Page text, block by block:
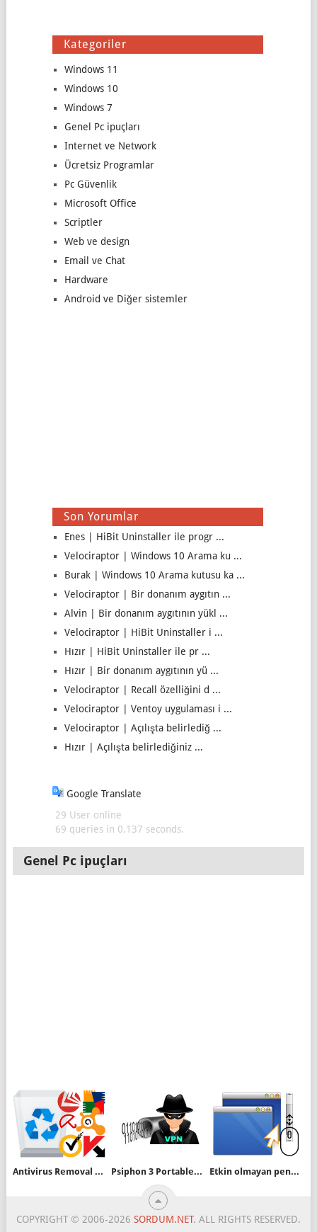
Kategoriler
Windows 11
Windows 10
Windows 7
Genel Pc ipuçları
Internet ve Network
Ücretsiz Programlar
Pc Güvenlik
Microsoft Office
Scriptler
Web ve design
Email ve Chat
Hardware
Android ve Diğer sistemler
Son Yorumlar
Enes | HiBit Uninstaller ile progr ...
Velociraptor | Windows 10 Arama ku ...
Burak | Windows 10 Arama kutusu ka ...
Velociraptor | Bir donanım aygıtın ...
Alvin | Bir donanım aygıtının yükl ...
Velociraptor | HiBit Uninstaller i ...
Hızır | HiBit Uninstaller ile pr ...
Hızır | Bir donanım aygıtının yü ...
Velociraptor | Recall özelliğini d ...
Velociraptor | Ventoy uygulaması i ...
Velociraptor | Açılışta belirlediğ ...
Hızır | Açılışta belirlediğiniz ...
Google Translate
29 User online
69 queries in 0,137 seconds.
Genel Pc ipuçları
Antivirus Removal Tool ile Antivirüsünüzü kaldırın Psiphon 3 Portable VPN yazılmı Etkin olmayan pencerelerde kaydırma çubuğu ayarı
COPYRIGHT © 2006-2026 SORDUM.NET. ALL RIGHTS RESERVED.